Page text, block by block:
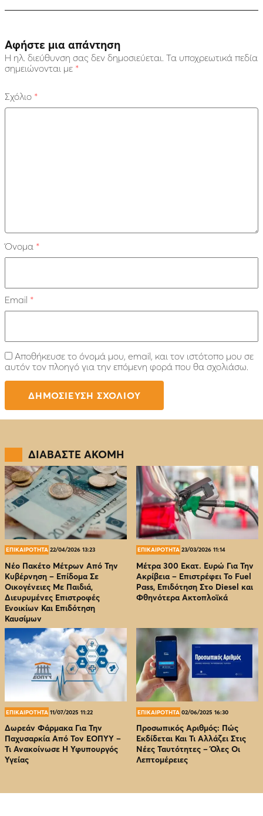
Αφήστε μια απάντηση
Η ηλ. διεύθυνση σας δεν δημοσιεύεται. Τα υποχρεωτικά πεδία
σημειώνονται με *
Σχόλιο *
Όνομα *
Email *
Αποθήκευσε το όνομά μου, email, και τον ιστότοπο μου σε
αυτόν τον πλοηγό για την επόμενη φορά που θα σχολιάσω.
ΔΙΑΒΑΣΤΕ ΑΚΟΜΗ
ΕΠΙΚΑΙΡΟΤΗΤΑ 22/04/2026 13:23
Νέο Πακέτο Μέτρων Από Την
Κυβέρνηση – Επίδομα Σε
Οικογένειες Με Παιδιά,
Διευρυμένες Επιστροφές
Ενοικίων Και Επιδότηση
Καυσίμων
ΕΠΙΚΑΙΡΟΤΗΤΑ 23/03/2026 11:14
Μέτρα 300 Εκατ. Ευρώ Για Την
Ακρίβεια – Επιστρέφει Το Fuel
Pass, Επιδότηση Στο Diesel και
Φθηνότερα Ακτοπλοϊκά
ΕΠΙΚΑΙΡΟΤΗΤΑ 11/07/2025 11:22
Δωρεάν Φάρμακα Για Την
Παχυσαρκία Από Τον EOΠΥΥ –
Τι Ανακοίνωσε Η Υφυπουργός
Υγείας
ΕΠΙΚΑΙΡΟΤΗΤΑ 02/06/2025 16:30
Προσωπικός Αριθμός: Πώς
Εκδίδεται Και Τι Αλλάζει Στις
Νέες Ταυτότητες – Όλες Οι
Λεπτομέρειες